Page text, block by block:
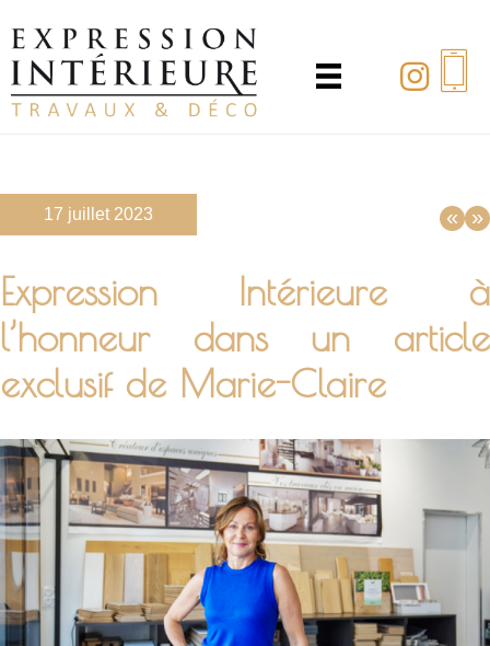
au
contenu
principal
« »
17 juillet 2023
Expression Intérieure à
l’honneur dans un article
exclusif de Marie-Claire